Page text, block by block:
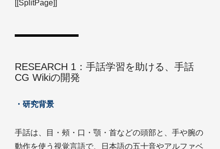
[[SplitPage]]
RESEARCH 1：手話学習を助ける、手話
CG Wikiの開発
・研究背景
手話は、目・頰・口・顎・首などの頭部と、手や腕の
動作を使う視覚言語で、日本語の五十音やアルファベ